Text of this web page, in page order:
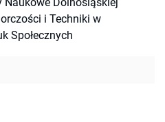
i Techniki w
Społecznych